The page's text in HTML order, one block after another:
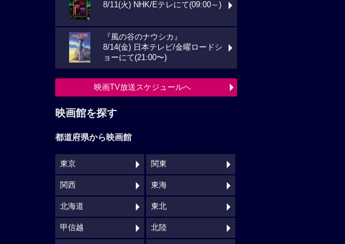
8/11(火) NHK/Eテレにて(09:00～)
『風の谷のナウシカ』
8/14(金) 日本テレビ/金曜ロードシ
ョーにて(21:00〜)
映画TV放送スケジュールへ
映画館を探す
都道府県から映画館
東京 関東
関西 東海
北海道 東北
甲信越 北陸